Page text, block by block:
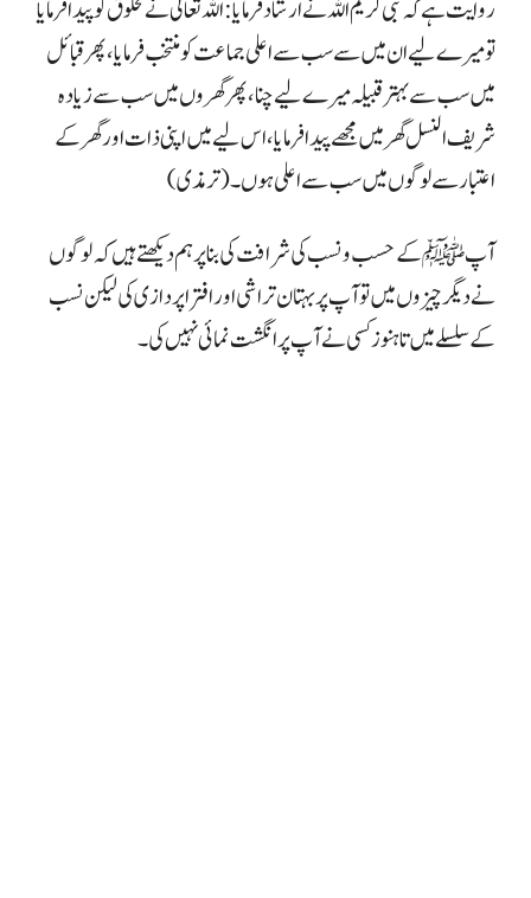
روایت ہے کہ نبی کریم اللہ نے ارشاد فرمایا: اللہ تعالی نے مخلوق کو پیدا فرمایا
تو میرے لیے ان میں سے سب سے اعلی جماعت کو منتخب فرمایا، پھر قبائل
میں سب سے بہتر قبیلہ میرے لیے چنا، پھر گھروں میں سب سے زیادہ
شریف النسل گھر میں مجھے پیدا فرمایا ، اس لیے میں اپنی ذات اور گھر کے
اعتبار سے لوگوں میں سب سے اعلی ہوں۔ (ترمذی)
آپ ﷺ کے حسب ونسب کی شرافت کی بنا پر ہم دیکھتے ہیں کہ لوگوں
نے دیگر چیزوں میں تو آپ پر بہتان تراشی اور افترا پردازی کی لیکن نسب
کے سلسلے میں تاہنوز کسی نے آپ پر انگشت نمائی نہیں کی۔